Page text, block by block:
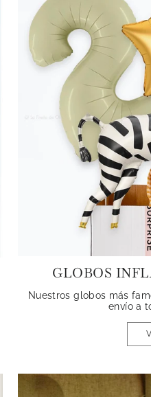
GLOBOS
Nuestros globos más
envío a